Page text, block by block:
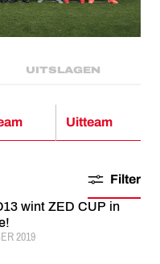
UITSLAGEN
Uitteam
Filter
wint ZED CUP in
2019